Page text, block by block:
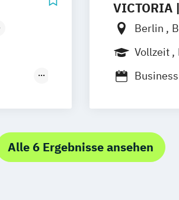
Berlin
Vollzeit
Alle 6 Ergebnisse ansehen